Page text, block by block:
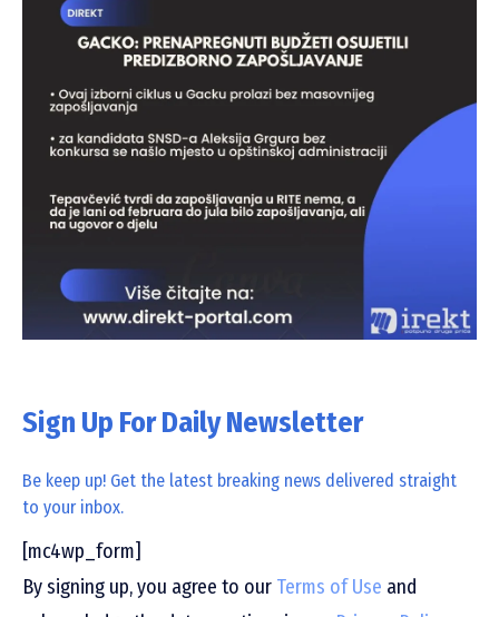
Sign Up For Daily Newsletter
Be keep up! Get the latest breaking news delivered straight
to your inbox.
[mc4wp_form]
By signing up, you agree to our Terms of Use and